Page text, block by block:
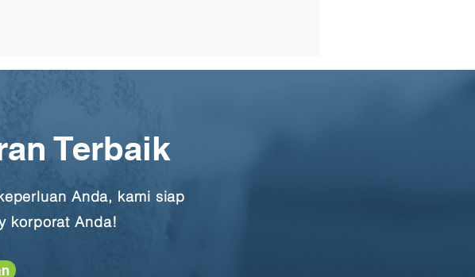
Terbaik
Anda, kami siap
korporat Anda!